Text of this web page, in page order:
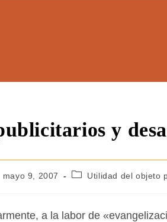
y
mayo 9, 2007 Utilidad del objeto
a la labor de